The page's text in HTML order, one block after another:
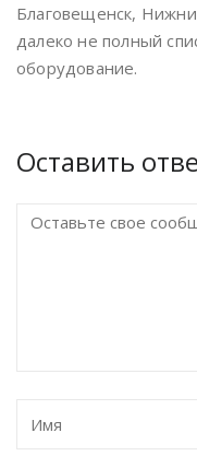
Благовещенск,
далеко не полный
оборудование.
Оставить